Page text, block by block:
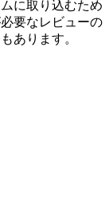
に取り込むため
要なレビューの
あります。